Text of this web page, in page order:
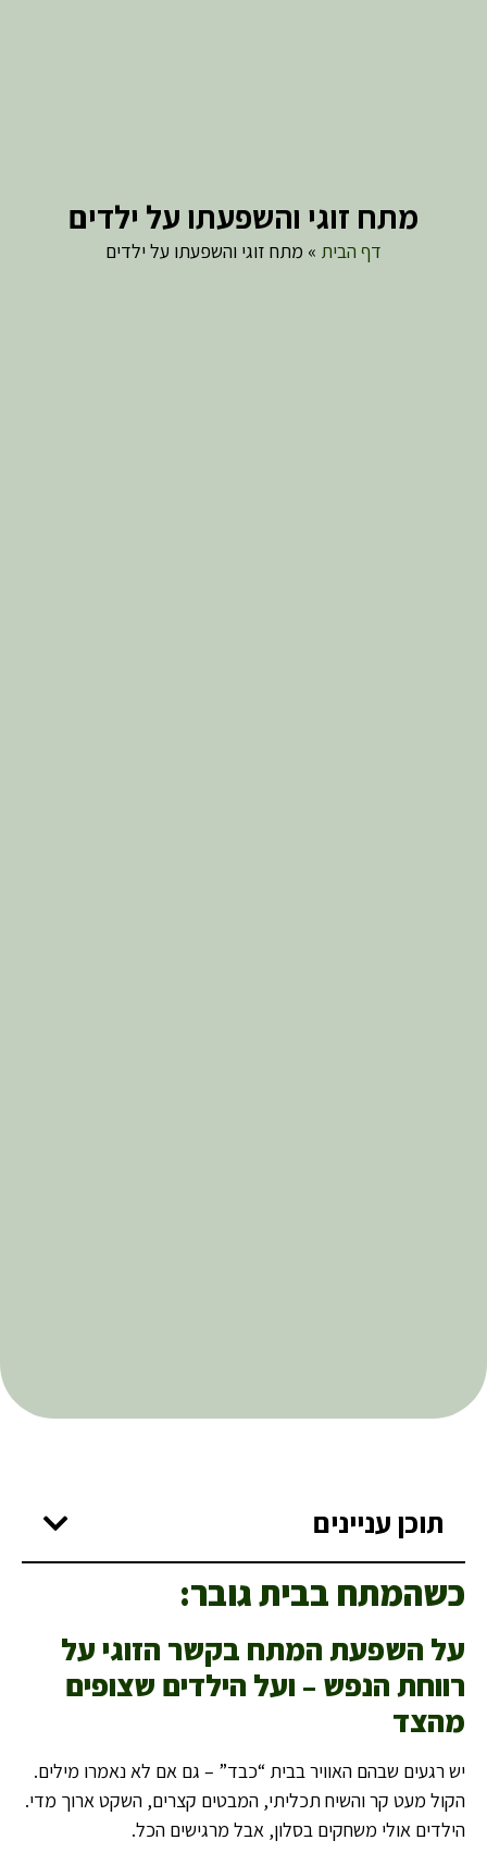
מתח זוגי והשפעתו על ילדים
דף הבית » מתח זוגי והשפעתו על ילדים
תוכן עניינים
כשהמתח בבית גובר:
על השפעת המתח בקשר הזוגי על
רווחת הנפש – ועל הילדים שצופים
מהצד
יש רגעים שבהם האוויר בבית “כבד” – גם אם לא נאמרו מילים.
הקול מעט קר והשיח תכליתי, המבטים קצרים, השקט ארוך מדי.
הילדים אולי משחקים בסלון, אבל מרגישים הכל.